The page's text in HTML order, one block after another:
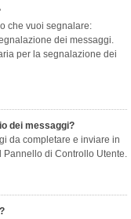
che vuoi segnalare:
dei messaggi.
per la segnalazione dei
dei messaggi?
da completare e inviare in
Pannello di Controllo Utente.